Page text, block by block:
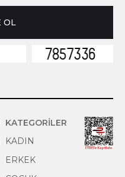
KATEGORİLER
KADIN
ERKEK